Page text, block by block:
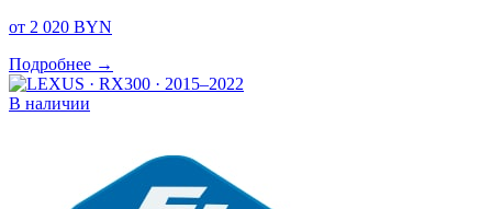
от 2 020 BYN
Подробнее →
В наличии